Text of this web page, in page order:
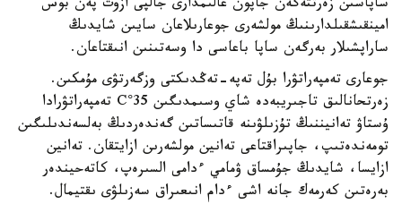
ساپاسىن زەرتتەگەن جاپون عالىمدارى جالپى ازوت پەن بوس
امينقىشقىلدارىنىڭ مولشەرى جوعارىلاعان سايىن شايدىڭ
ساراپشىلار بەرگەن ساپا باعاسى دا وسەتىنىن انىقتاعان.
جوعارى تەمپەراتۋرا بۇل تەپە-تەڭدىكتى وزگەرتۋى مۇمكىن.
زەرتحانالىق تاجىريبەدە شاي وسىمدىگىن 35°C تەمپەراتۋرادا
ۇستاۋ تەانيننىڭ تۇزىلۋىنە قاتىساتىن گەندەردىڭ بەلسەندىلىگىن
تومەندەتىپ، جاپىراقتاعى تەانين مولشەرىن ازايتقان. تەانين
ازايسا، شايدىڭ جۇمساق ۋمامي ءدامى السىرەپ، كاتەحيندەر
بەرەتىن كەرمەك جانە اشى ءدام انىعىراق سەزىلۋى ىقتيمال.